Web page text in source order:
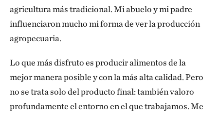
agricultura más tradicional. Mi abuelo y mi padre
influenciaron mucho mi forma de ver la producción
agropecuaria.
Lo que más disfruto es producir alimentos de la
mejor manera posible y con la más alta calidad. Pero
no se trata solo del producto final: también valoro
profundamente el entorno en el que trabajamos. Me